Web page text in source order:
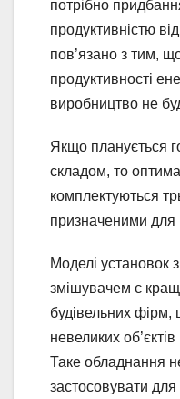
потрібно
продуктивністю
пов’язано з тим,
продуктивності
виробництво не
Якщо планується
складом, то
комплектуються
призначеними для
Моделі установок
змішувачем є
будівельних
невеликих
Таке обладнання
застосовувати